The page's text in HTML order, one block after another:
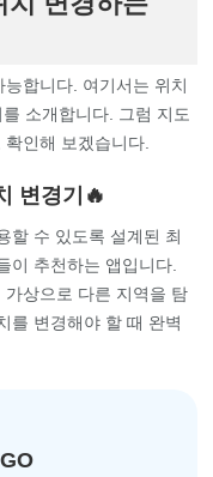
합니다. 여기서는 위치
소개합니다. 그럼 지도
인해 보겠습니다.
변경기🔥
할 수 있도록 설계된 최
이 추천하는 앱입니다.
상으로 다른 지역을 탐
를 변경해야 할 때 완벽